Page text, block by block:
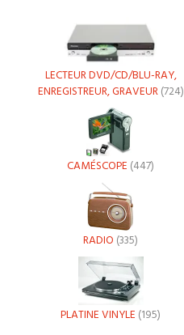
LECTEUR DVD/CD/BLU-RAY,
ENREGISTREUR, GRAVEUR(724)
CAMÉSCOPE (447)
RADIO (335)
PLATINE VINYLE (195)